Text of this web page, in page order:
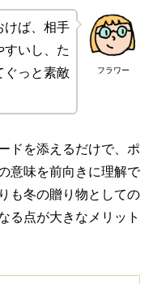
フラワー
けば、相手
すいし、た
ぐっと素敵
ドを添えるだけで、ポ
意味を前向きに理解で
も冬の贈り物としての
る点が大きなメリット